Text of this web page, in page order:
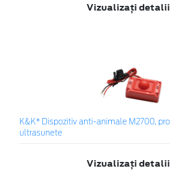
Vizualizați detalii
K&K* Dispozitiv anti-animale M2700,
ultrasunete
Vizualizați detalii